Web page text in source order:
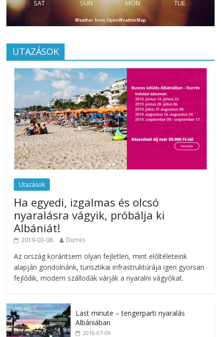
SAT SUN MON TUE
Weather from OpenWeatherMap
UTAZÁSOK
Utazások
Ha egyedi, izgalmas és olcsó
nyaralásra vágyik, próbálja ki
Albániát!
2019-03-08 Durrës
Az ország korántsem olyan fejletlen, mint előítéleteink
alapján gondolnánk, turisztikai infrastruktúrája igen gyorsan
fejlődik, modern szállodák várják a nyaralni vágyókat.
Last minute – tengerparti nyaralás
Albániában
2018-07-09